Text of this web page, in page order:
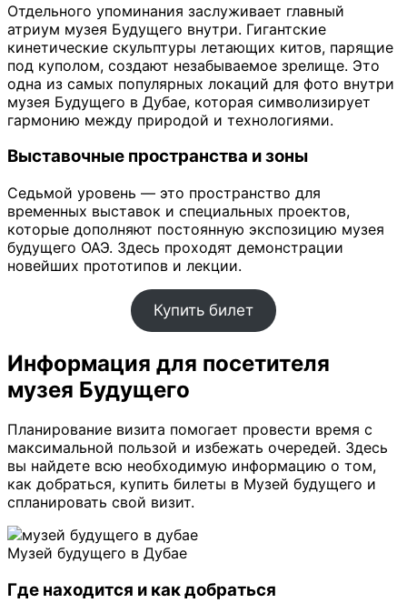
Отдельного упоминания заслуживает главный
атриум музея Будущего внутри. Гигантские
кинетические скульптуры летающих китов, парящие
под куполом, создают незабываемое зрелище. Это
одна из самых популярных локаций для фото внутри
музея Будущего в Дубае, которая символизирует
гармонию между природой и технологиями.
Выставочные пространства и зоны
Седьмой уровень — это пространство для
временных выставок и специальных проектов,
которые дополняют постоянную экспозицию музея
будущего ОАЭ. Здесь проходят демонстрации
новейших прототипов и лекции.
Купить билет
Информация для посетителя
музея Будущего
Планирование визита помогает провести время с
максимальной пользой и избежать очередей. Здесь
вы найдете всю необходимую информацию о том,
как добраться, купить билеты в Музей будущего и
спланировать свой визит.
Музей будущего в Дубае
Где находится и как добраться